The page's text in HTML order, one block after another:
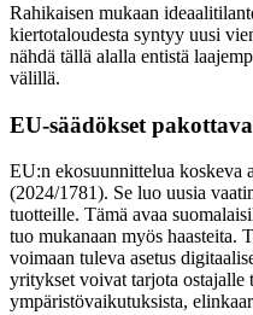
Rahikaisen mukaan
kiertotaloudesta syntyy uusi
nähdä tällä alalla entistä
välillä.
EU-säädökset
EU:n ekosuunnittelua koskeva
(2024/1781). Se luo uusia
tuotteille. Tämä avaa
tuo mukanaan myös haasteita.
voimaan tuleva asetus
yritykset voivat tarjota ostajalle
ympäristövaikutuksista,